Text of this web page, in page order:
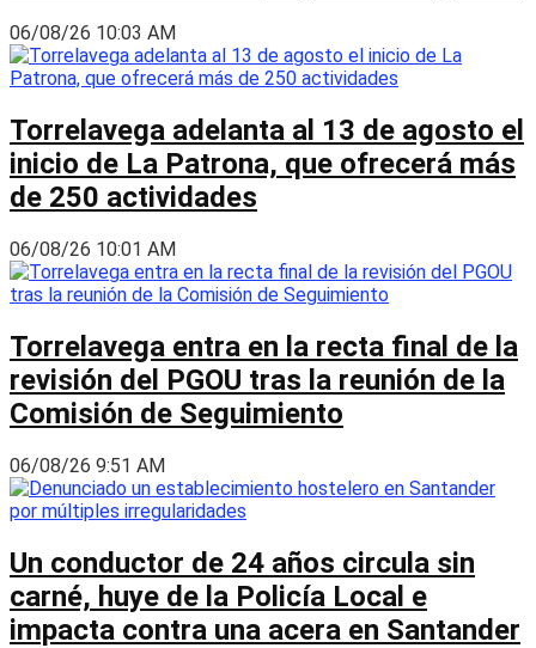
06/08/26 10:03 AM
Torrelavega adelanta al 13 de agosto el
inicio de La Patrona, que ofrecerá más
de 250 actividades
06/08/26 10:01 AM
Torrelavega entra en la recta final de la
revisión del PGOU tras la reunión de la
Comisión de Seguimiento
06/08/26 9:51 AM
Un conductor de 24 años circula sin
carné, huye de la Policía Local e
impacta contra una acera en Santander